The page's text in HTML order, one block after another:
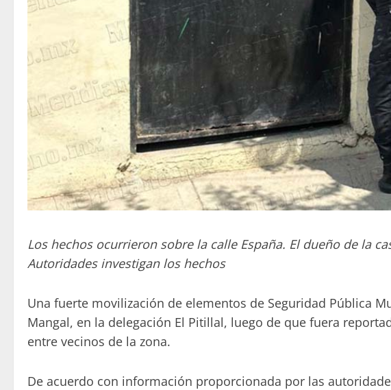
Los hechos ocurrieron sobre la calle España. El dueño de la
Autoridades investigan los hechos
Una fuerte movilización de elementos de Seguridad Pública
Mangal, en la delegación El Pitillal, luego de que fuera
entre vecinos de la zona.
De acuerdo con información proporcionada por las